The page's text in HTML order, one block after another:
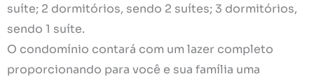
suíte; 2 dormitórios, sendo 2 suítes; 3 dormitórios,
sendo 1 suíte.
O condomínio contará com um lazer completo
proporcionando para você e sua família uma